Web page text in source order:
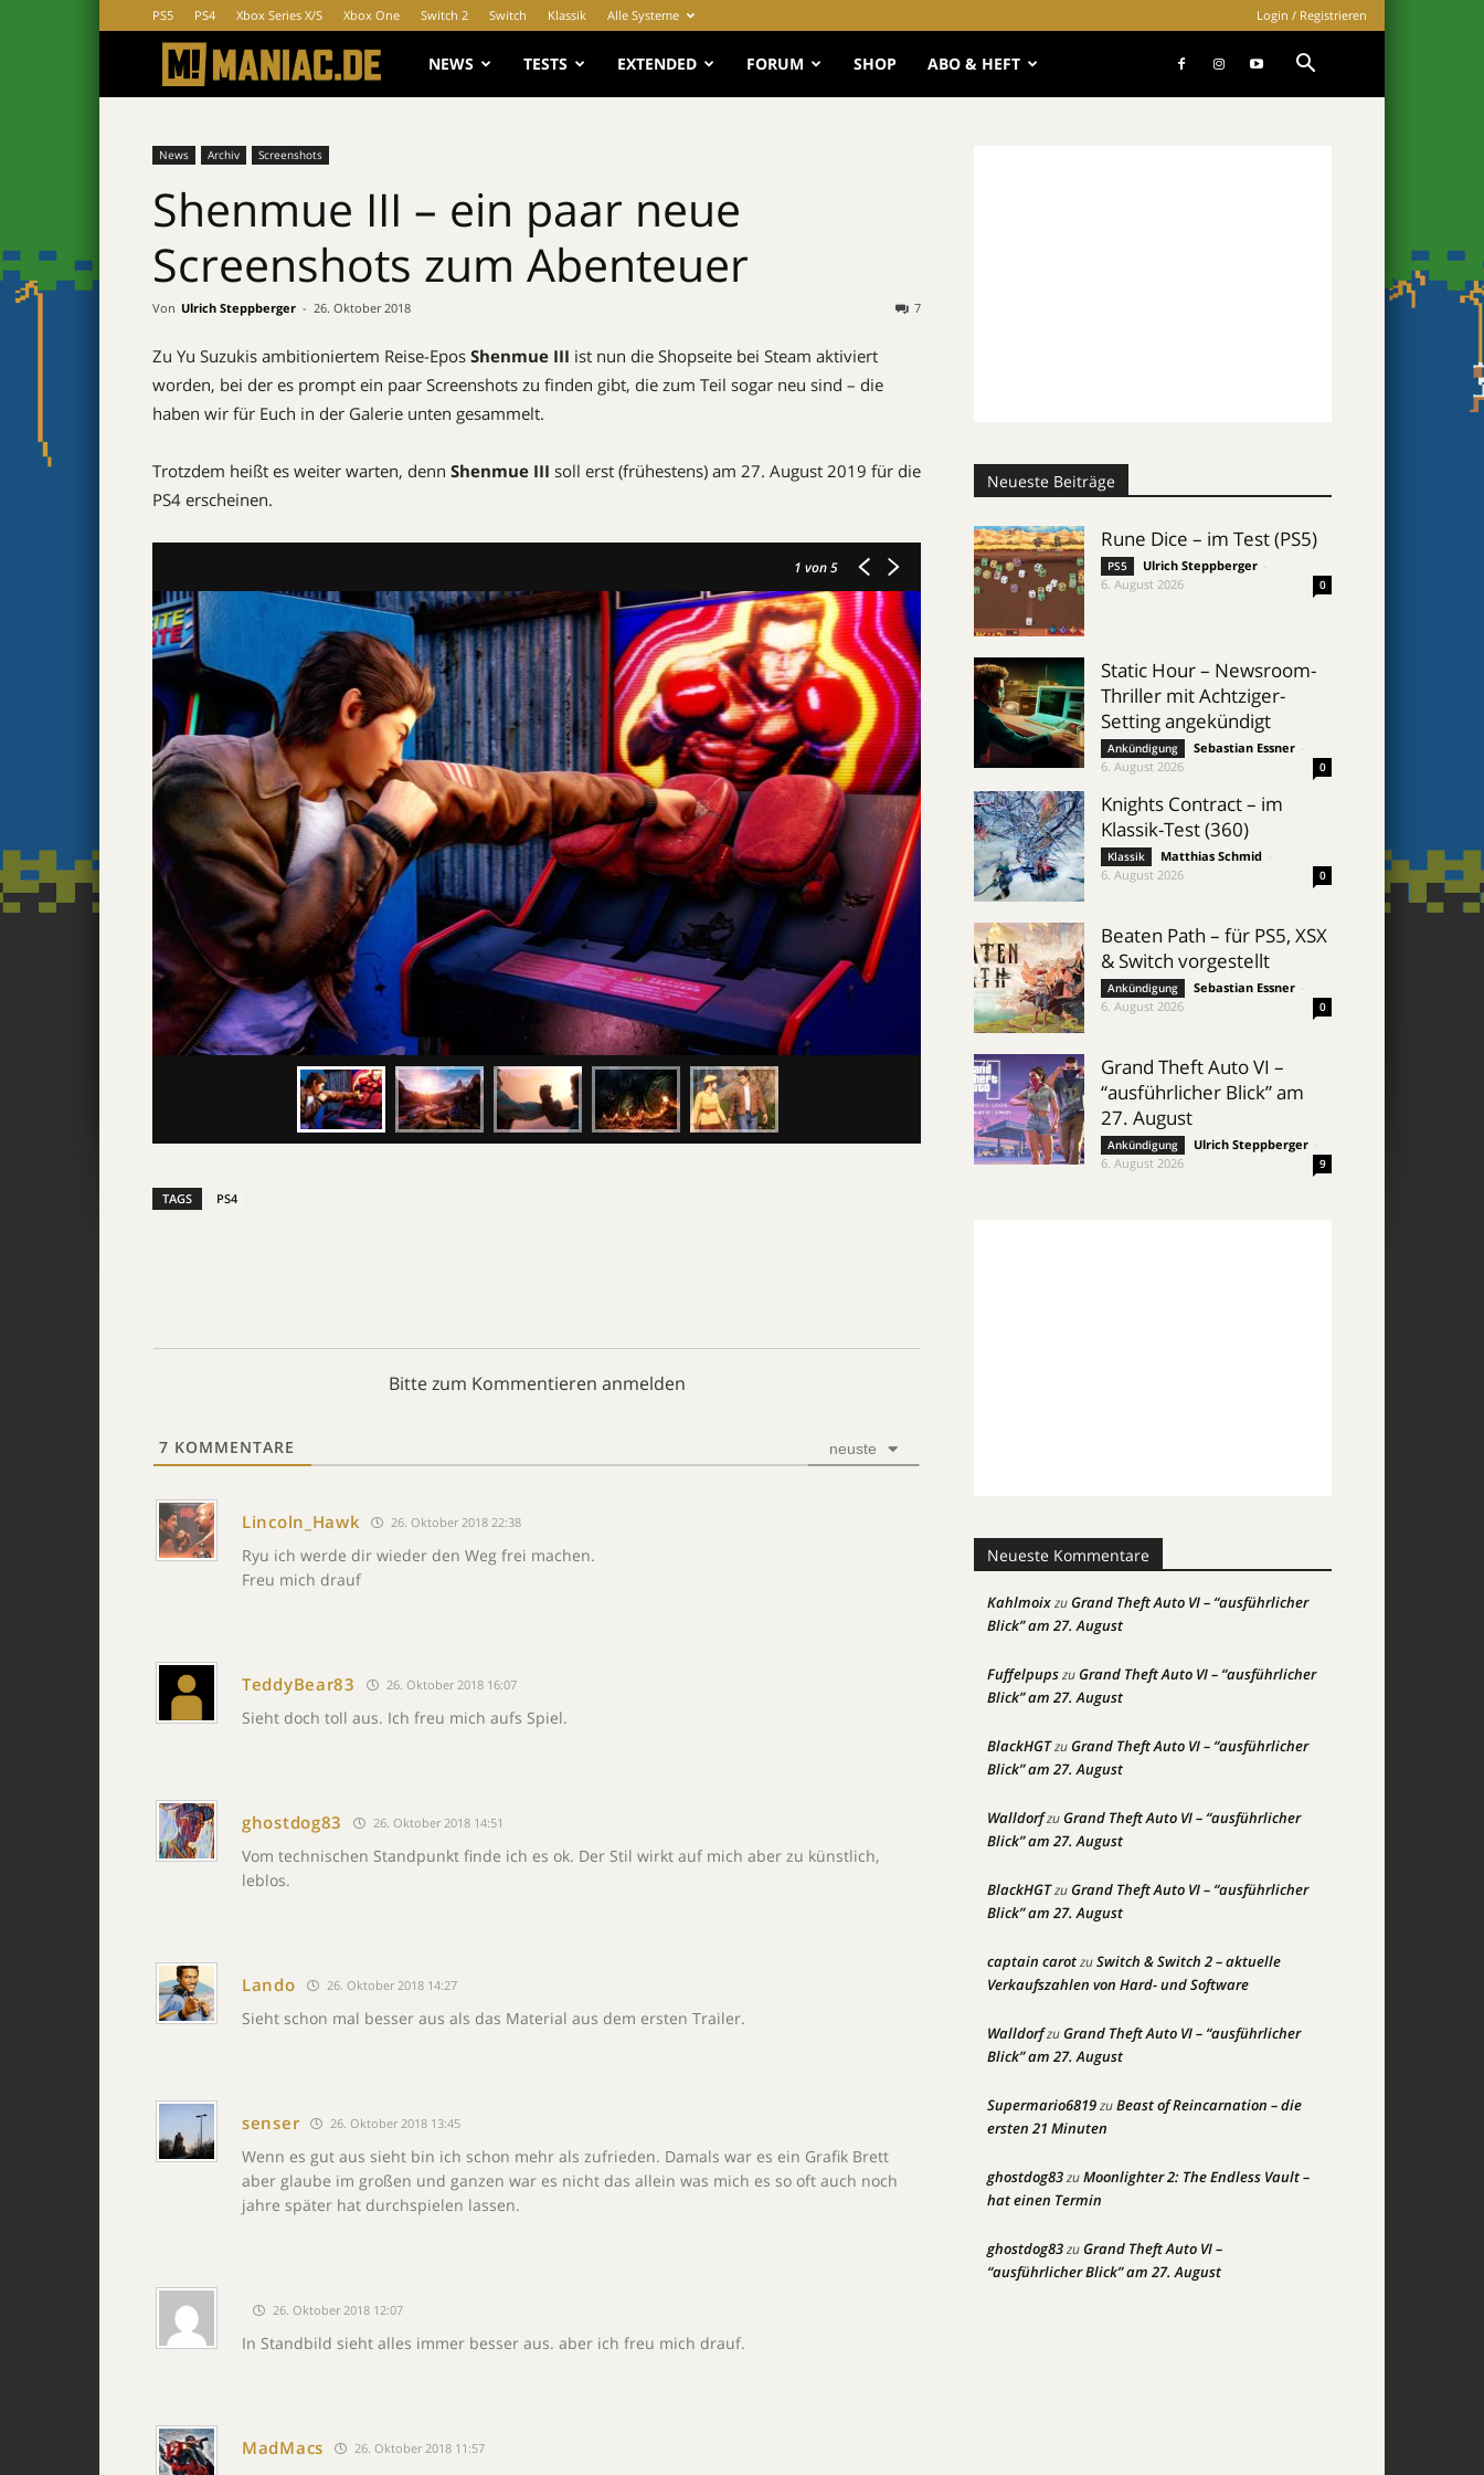
PS5 PS4 Xbox Series X/S Xbox One Switch 2 Switch Klassik Alle Systeme Login / Registrieren
MANIAC.de
NEWS TESTS EXTENDED FORUM SHOP ABO & HEFT
News Archiv Screenshots
Shenmue III – ein paar neue
Screenshots zum Abenteuer
Von Ulrich Steppberger - 26. Oktober 2018 7
Zu Yu Suzukis ambitioniertem Reise-Epos Shenmue III ist nun die Shopseite bei Steam aktiviert
worden, bei der es prompt ein paar Screenshots zu finden gibt, die zum Teil sogar neu sind – die
haben wir für Euch in der Galerie unten gesammelt.
Trotzdem heißt es weiter warten, denn Shenmue III soll erst (frühestens) am 27. August 2019 für die
PS4 erscheinen.
1 von 5
TAGS PS4
Bitte zum Kommentieren anmelden
7 KOMMENTARE neuste
Lincoln_Hawk 26. Oktober 2018 22:38
Ryu ich werde dir wieder den Weg frei machen.
Freu mich drauf
TeddyBear83 26. Oktober 2018 16:07
Sieht doch toll aus. Ich freu mich aufs Spiel.
ghostdog83 26. Oktober 2018 14:51
Vom technischen Standpunkt finde ich es ok. Der Stil wirkt auf mich aber zu künstlich,
leblos.
Lando 26. Oktober 2018 14:27
Sieht schon mal besser aus als das Material aus dem ersten Trailer.
senser 26. Oktober 2018 13:45
Wenn es gut aus sieht bin ich schon mehr als zufrieden. Damals war es ein Grafik Brett
aber glaube im großen und ganzen war es nicht das allein was mich es so oft auch noch
jahre später hat durchspielen lassen.
26. Oktober 2018 12:07
In Standbild sieht alles immer besser aus. aber ich freu mich drauf.
MadMacs 26. Oktober 2018 11:57
Neueste Beiträge
Rune Dice – im Test (PS5)
PS5 Ulrich Steppberger
6. August 2026
0
Static Hour – Newsroom-
Thriller mit Achtziger-
Setting angekündigt
Ankündigung Sebastian Essner
6. August 2026
0
Knights Contract – im
Klassik-Test (360)
Klassik Matthias Schmid
6. August 2026
0
Beaten Path – für PS5, XSX
& Switch vorgestellt
Ankündigung Sebastian Essner
6. August 2026
0
Grand Theft Auto VI –
“ausführlicher Blick” am
27. August
Ankündigung Ulrich Steppberger
6. August 2026
9
Neueste Kommentare
KahlmoixzuGrand Theft Auto VI – “ausführlicher
Blick” am 27. August
FuffelpupszuGrand Theft Auto VI – “ausführlicher
Blick” am 27. August
BlackHGTzuGrand Theft Auto VI – “ausführlicher
Blick” am 27. August
WalldorfzuGrand Theft Auto VI – “ausführlicher
Blick” am 27. August
BlackHGTzuGrand Theft Auto VI – “ausführlicher
Blick” am 27. August
captain carotzuSwitch & Switch 2 – aktuelle
Verkaufszahlen von Hard- und Software
WalldorfzuGrand Theft Auto VI – “ausführlicher
Blick” am 27. August
Supermario6819zuBeast of Reincarnation – die
ersten 21 Minuten
ghostdog83zuMoonlighter 2: The Endless Vault –
hat einen Termin
ghostdog83zuGrand Theft Auto VI –
“ausführlicher Blick” am 27. August